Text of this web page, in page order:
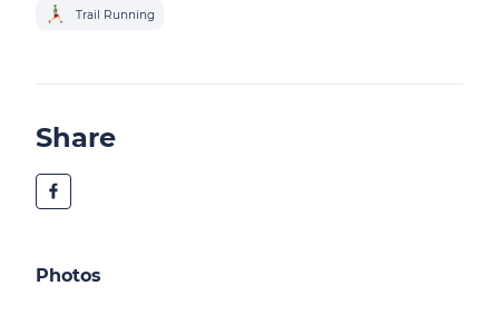
Trail Running
Share
Photos